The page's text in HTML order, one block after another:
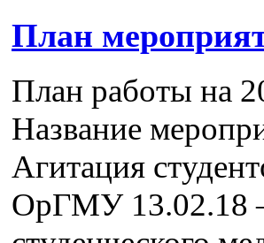
План
План работы на
Название
Агитация
ОрГМУ 13.02.18